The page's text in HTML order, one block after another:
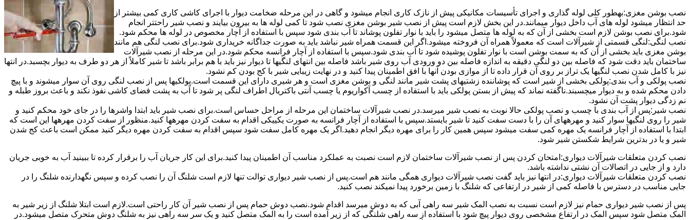
نصب بوشن مغزی:بهطور کلی لوله گذاری و اجرای تأسیسات مکانیکی پیش از نازک کاری انجام میشود و گاهی در این مرحله ضخامت دیوار با اجرای کاشی کاری کمی بیشتر از
حد انتظار میشود لوله های آب داخل دیوار میمانند.در این بخش لازم است پیش از نصب شیر بوشن مغزی نصب شود تا کمی لوله ها به بیرون بیایند و نصب شیر راحتتر انجام
شود.برای نصب بوشن لازم است بخشی از آن که به لوله ها متصل میشود را باید با نوار تفلون پوشاند تا آب بندی شود سپس با استفاده از آچار مخصوص در لوله ها محکم شود.
نصب لنگی:لنگی قسمتی از شیرآلات است که معمولاً همراه آن فروخته میشود.اگر این قسمت همراه شیر نباشد باید به صورت جداگانه خریداری شود.برای نصب لنگی هم مانند
بوشن مغزی باید بخشی از آن که به سمت بوشن است با نوار تفلون پوشیده شود تا آب بندی شود.سپس با استفاده از آچار فرانسه محکم شود.در این مرحله از نصب شیرآلات
ساختمان باید دقت شود که فاصله بین دو لنگی دقیقه به اندازه فاصله بین دو ورودی آب روی شیر باشد فاصله بین انتهای لنگیها تا دیوار نیز باید با هم برابر باشد تا شیر کاملاً از هر دو طرف به دیوار بچسبد.در انتها
نیز با کامل شدن نصب لنگیها یک تراز بر روی آن قرار داده تا از موازی بودن آنها با افق اطمینان پیدا کنید و در نهایت زیبایی شیر با کج بودن کم نشود.
نصب پولکی و آب بندی:پولکی بخشی از شیر است که پوشاننده زشتیهای پشت شیر مانند لنگی و بوشن مغزی است و هر شیری دارای این قسمت است.پولکیها پس از نصب لنگی روی آن سوار میشوند و با پیچ
دادن محکم شده و به دیوار میچسبند.ناگفته نماند که پیش از بستن پولکی باید با استفاده از چسب آکواریوم یا چسب آنتی باکتریال اطراف لنگی پر شود تا آب به پشت فضای کاشی نفوذ نکند و باعث بروز طبله و
نم زدگی دیوار پشت آن نشود.
نصب شیر:پس از آب بندی با چسب و نصب پولکی حالا نوبت به نصب شیر میرسد.در نصب شیرآلات ساختمان این مرحله از مراحل حساس است.برای نصب شیر باید ابتدا واشرها را در جای خود محکم کنید و
شیر را روی لنگیها سوار کنید و مهرههای آن را با دست سفت کنید تا شیر بایستد.سپس با استفاده از آچار فرانسه به صورت یکییکی اقدام به سفت کردن مهرهها کنید.منظور از سفت کردن مهرهها این است که
ابتدا با استفاده از آچار فرانسه یک مهره کمی سفت میشود سپس همین کار را برای مهره دیگر انجام دهید.اگر یک مهره کامل سفت شود سپس اقدام به سفت کردن مهره دیگر کنید ممکن است باعث کج شدن
شیر و یا در بدترین شرایط شکستن شیر شود.
نصب کردن متعلقات شیرآلات دیواری:امتحان کردن پس از نصب شیرآلات ساختمان لازم است نصبت به عملکرد مناسب آن اطمینان پیدا کنید.برای این کار جریان آب را برقرار کرده تا ببینید آب به خوبی جریان
دارد و از جایی در اتصالات آن نشتی نداشته باشد.
نصب کردن متعلقات شیرآلات دیواری:در انتها نیز باید گفت نصب شیرآلات دیواری همگی مانند هم است.پس از نصب شیر دیواری توالت تنها لازم است شلنگ آن را نصب کرده و سپس نگهدارنده شلنگ را در
جایی مناسب در دسترس با فاصله کمی از شیر در ارتفاعی که شلنگ با زمین برخورد پیدا نمیکند نصب کنید.
پس از نصب شیر دیواری حمام نیز لازم است نسبت به نصب المک شیر سه راهی آبی که به دوش میرسد اقدام شود.نصب دوش حمام پس از نصب شیر آن کار راحتی است.لازم است ابتلا شلنگ از زیر شیر به
المک متصل شود سپس المک در ارتفاع مشخصی روی دیوار پیچ شود با استفاده از سه راهی شلنگی که از زیر آمده است را به المک متصل کنید و یک سر سه راهی نیز به شلنگ دوش متحرک متصل میشود.در